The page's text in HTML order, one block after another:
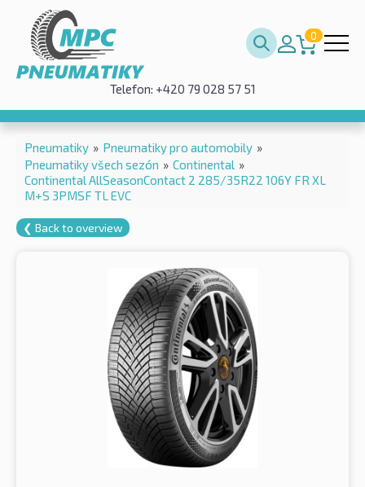
0
Telefon: +420 79 028 57 51
Pneumatiky » Pneumatiky pro automobily »
Pneumatiky všech sezón » Continental »
Continental AllSeasonContact 2 285/35R22 106Y FR XL
M+S 3PMSF TL EVC
❮ Back to overview